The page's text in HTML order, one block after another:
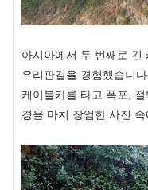
아시아에서 두 번째로 긴
유리판길을 경험했습니다.
케이블카를 타고 폭포,
경을 마치 장엄한 사진